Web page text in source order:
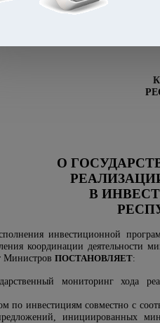
Республики Узбекистан от
Республики
О
В
инвестиционной
координации деятельности
Министров ПОСТАНОВЛЯЕТ:
мониторинг хода
по инвестициям совместно с
инициированных